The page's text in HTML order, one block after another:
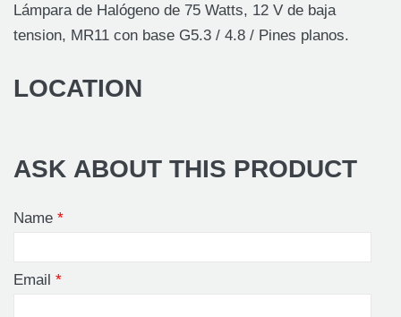
Lámpara de Halógeno de 75 Watts, 12 V de baja
tension, MR11 con base G5.3 / 4.8 / Pines planos.
LOCATION
ASK ABOUT THIS PRODUCT
Name *
Email *